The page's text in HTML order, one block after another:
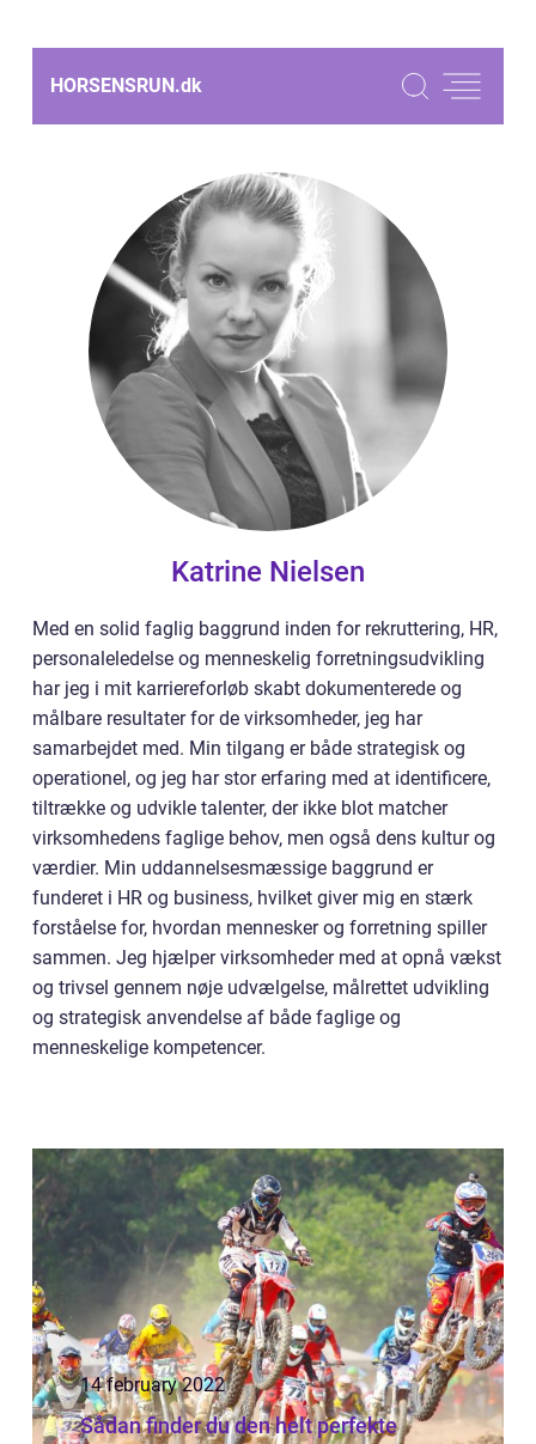
HORSENSRUN.dk
Katrine Nielsen
Med en solid faglig baggrund inden for rekruttering, HR,
personaleledelse og menneskelig forretningsudvikling
har jeg i mit karriereforløb skabt dokumenterede og
målbare resultater for de virksomheder, jeg har
samarbejdet med. Min tilgang er både strategisk og
operationel, og jeg har stor erfaring med at identificere,
tiltrække og udvikle talenter, der ikke blot matcher
virksomhedens faglige behov, men også dens kultur og
værdier. Min uddannelsesmæssige baggrund er
funderet i HR og business, hvilket giver mig en stærk
forståelse for, hvordan mennesker og forretning spiller
sammen. Jeg hjælper virksomheder med at opnå vækst
og trivsel gennem nøje udvælgelse, målrettet udvikling
og strategisk anvendelse af både faglige og
menneskelige kompetencer.
14 february 2022
Sådan finder du den helt perfekte